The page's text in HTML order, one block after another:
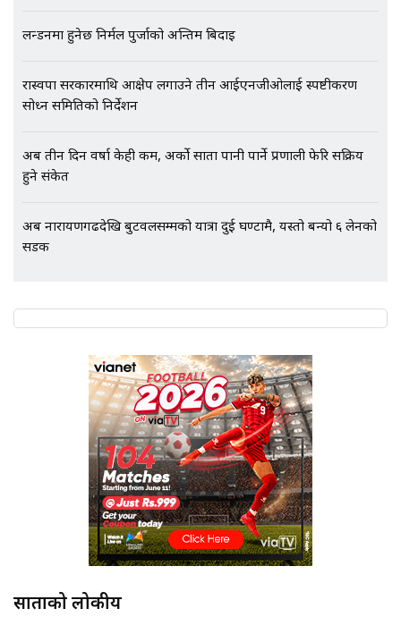
लन्डनमा हुनेछ निर्मल पुर्जाको अन्तिम बिदाइ
रास्वपा सरकारमाथि आक्षेप लगाउने तीन आईएनजीओलाई स्पष्टीकरण
सोध्न समितिको निर्देशन
अब तीन दिन वर्षा केही कम, अर्को साता पानी पार्ने प्रणाली फेरि सक्रिय
हुने संकेत
अब नारायणगढदेखि बुटवलसम्मको यात्रा दुई घण्टामै, यस्तो बन्यो ६ लेनको
सडक
साताको लोकप्रीय